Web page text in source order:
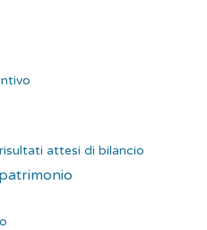
attesi di bilancio